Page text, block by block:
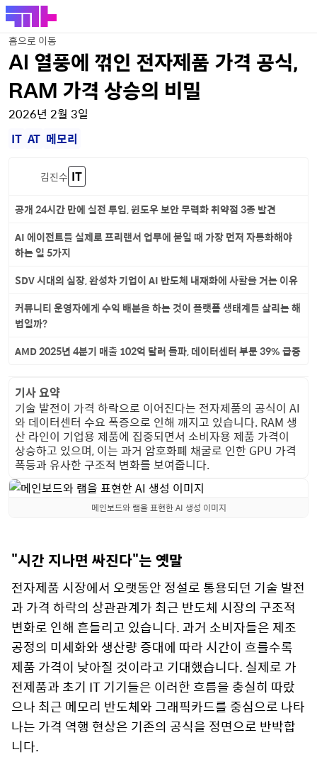
홈으로 이동
AI 열풍에 꺾인 전자제품 가격 공식,
RAM 가격 상승의 비밀
2026년 2월 3일
IT AT 메모리
김진수 IT
공개 24시간 만에 실전 투입, 윈도우 보안 무력화 취약점 3종 발견
AI 에이전트를 실제로 프리랜서 업무에 붙일 때 가장 먼저 자동화해야
하는 일 5가지
SDV 시대의 심장, 완성차 기업이 AI 반도체 내재화에 사활을 거는 이유
커뮤니티 운영자에게 수익 배분을 하는 것이 플랫폼 생태계를 살리는 해
법일까?
AMD 2025년 4분기 매출 102억 달러 돌파, 데이터센터 부문 39% 급증
기사 요약
기술 발전이 가격 하락으로 이어진다는 전자제품의 공식이 AI
와 데이터센터 수요 폭증으로 인해 깨지고 있습니다. RAM 생
산 라인이 기업용 제품에 집중되면서 소비자용 제품 가격이
상승하고 있으며, 이는 과거 암호화폐 채굴로 인한 GPU 가격
폭등과 유사한 구조적 변화를 보여줍니다.
메인보드와 램을 표현한 AI 생성 이미지
"시간 지나면 싸진다"는 옛말
전자제품 시장에서 오랫동안 정설로 통용되던 기술 발전
과 가격 하락의 상관관계가 최근 반도체 시장의 구조적
변화로 인해 흔들리고 있습니다. 과거 소비자들은 제조
공정의 미세화와 생산량 증대에 따라 시간이 흐를수록
제품 가격이 낮아질 것이라고 기대했습니다. 실제로 가
전제품과 초기 IT 기기들은 이러한 흐름을 충실히 따랐
으나 최근 메모리 반도체와 그래픽카드를 중심으로 나타
나는 가격 역행 현상은 기존의 공식을 정면으로 반박합
니다.